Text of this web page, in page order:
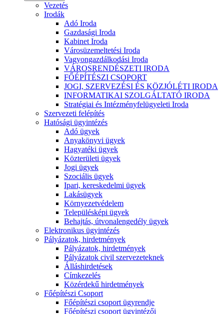
Vezetés
Irodák
Adó Iroda
Gazdasági Iroda
Kabinet Iroda
Városüzemeltetési Iroda
Vagyongazdálkodási Iroda
VÁROSRENDÉSZETI IRODA
FŐÉPÍTÉSZI CSOPORT
JOGI, SZERVEZÉSI ÉS KÖZJÓLÉTI IRODA
INFORMATIKAI SZOLGÁLTATÓ IRODA
Stratégiai és Intézményfelügyeleti Iroda
Szervezeti felépítés
Hatósági ügyintézés
Adó ügyek
Anyakönyvi ügyek
Hagyatéki ügyek
Közterületi ügyek
Jogi ügyek
Szociális ügyek
Ipari, kereskedelmi ügyek
Lakásügyek
Környezetvédelem
Településképi ügyek
Behajtás, útvonalengedély ügyek
Elektronikus ügyintézés
Pályázatok, hirdetmények
Pályázatok, hirdetmények
Pályázatok civil szervezeteknek
Álláshirdetések
Címkezelés
Közérdekű hirdetmények
Főépítészi Csoport
Főépítészi csoport ügyrendje
Főépítészi csoport ügyintézői